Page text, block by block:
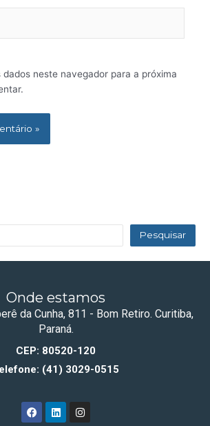
dados neste navegador para a próxima
Pesquisar
Onde estamos
da Cunha, 811 - Bom Retiro. Curitiba,
Paraná.
CEP: 80520-120
(41) 3029-0515
F
a
L
i
I
n